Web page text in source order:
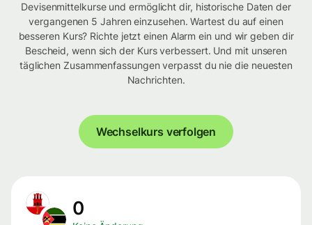
Devisenmittelkurse und ermöglicht dir, historische Daten der
vergangenen 5 Jahren einzusehen. Wartest du auf einen
besseren Kurs? Richte jetzt einen Alarm ein und wir geben dir
Bescheid, wenn sich der Kurs verbessert. Und mit unseren
täglichen Zusammenfassungen verpasst du nie die neuesten
Nachrichten.
Wechselkurs verfolgen
0